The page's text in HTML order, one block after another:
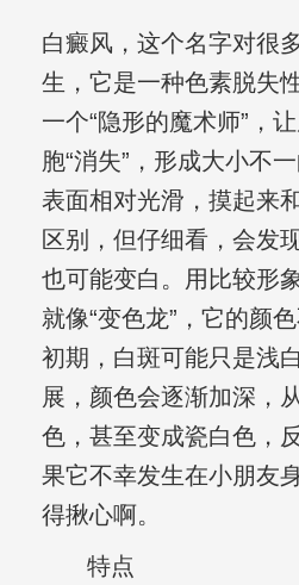
白癜风，这个名字对很
生，它是一种色素脱失
一个“隐形的魔术师”，
胞“消失”，形成大小不
表面相对光滑，摸起来
区别，但仔细看，会发
也可能变白。用比较形
就像“变色龙”，它的颜
初期，白斑可能只是浅
展，颜色会逐渐加深，
色，甚至变成瓷白色，
果它不幸发生在小朋友
得揪心啊。
特点